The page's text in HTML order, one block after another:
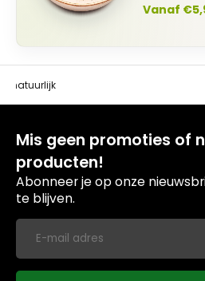
Vanaf
natuurlijk
Mis geen promoties of
producten!
Abonneer je op onze
te blijven.